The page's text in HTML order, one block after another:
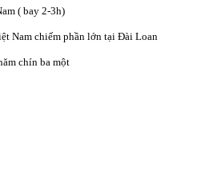
( bay 2-3h)
Nam chiếm phần lớn tại Đài Loan
chín ba một